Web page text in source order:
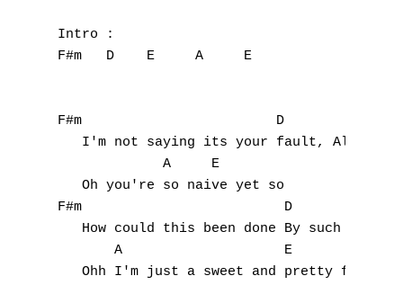
Intro :
F#m   D    E     A     E
F#m                        D
I'm not saying its your fault,
             A     E
   Oh you're so naive yet so
F#m                         D
How could this been done By such a
       A                    E
   Ohh I'm just a sweet and pretty face